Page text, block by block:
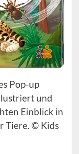
Pop-up
und
Einblick in
Tiere. © Kids